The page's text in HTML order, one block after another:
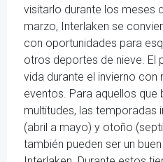
visitarlo durante los meses
marzo, Interlaken se
con oportunidades para
otros deportes de nieve. El
vida durante el invierno
eventos. Para aquellos que
multitudes, las temporadas
(abril a mayo) y otoño
también pueden ser un